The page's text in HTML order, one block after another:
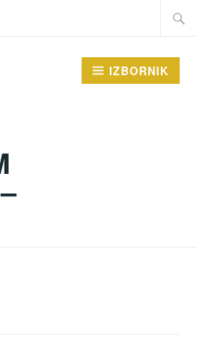
Traži:
IZBORNIK